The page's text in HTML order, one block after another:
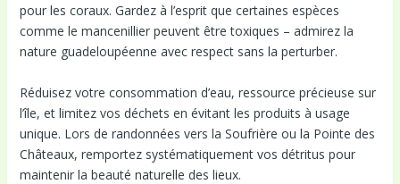
pour les coraux. Gardez à l’esprit que certaines espèces
comme le mancenillier peuvent être toxiques – admirez la
nature guadeloupéenne avec respect sans la perturber.
Réduisez votre consommation d’eau, ressource précieuse sur
l’île, et limitez vos déchets en évitant les produits à usage
unique. Lors de randonnées vers la Soufrière ou la Pointe des
Châteaux, remportez systématiquement vos détritus pour
maintenir la beauté naturelle des lieux.